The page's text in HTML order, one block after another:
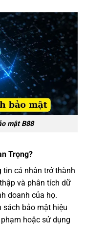
mật B88
Trọng?
tin cá nhân trở thành
và phân tích dữ
doanh của họ.
sách bảo mật hiệu
hoặc sử dụng